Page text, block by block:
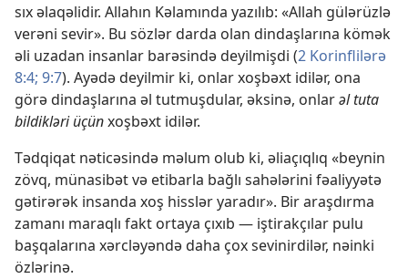
sıx əlaqəlidir. Allahın Kəlamında yazılıb: «Allah gülərüzlə
verəni sevir». Bu sözlər darda olan dindaşlarına kömək
əli uzadan insanlar barəsində deyilmişdi (2 Korinflilərə
8:4; 9:7). Ayədə deyilmir ki, onlar xoşbəxt idilər, ona
görə dindaşlarına əl tutmuşdular, əksinə, onlarəl tuta
bildikləri üçünxoşbəxt idilər.
Tədqiqat nəticəsində məlum olub ki, əliaçıqlıq «beynin
zövq, münasibət və etibarla bağlı sahələrini fəaliyyətə
gətirərək insanda xoş hisslər yaradır». Bir araşdırma
zamanı maraqlı fakt ortaya çıxıb — iştirakçılar pulu
başqalarına xərcləyəndə daha çox sevinirdilər, nəinki
özlərinə.